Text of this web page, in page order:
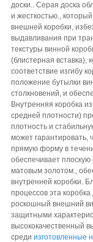
доски.. Серая доска
и жесткостью.,
внешней коробки,
выдавливания при
текстуры винной
(блистерная вставка),
соответствие изгибу
положение бутылки
столкновений, и
Внутренняя коробка
средней плотности)
плотность и
может гарантировать,
прямую форму в
обеспечивает
матовым золотом.,
внутренней коробки.
процессов эта
роскошный внешний
защитными
высококачественный
среди изготовленные